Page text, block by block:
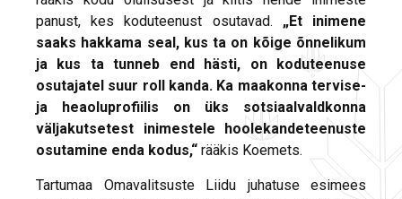
panust, kes koduteenust osutavad. „Et inimene
saaks hakkama seal, kus ta on kõige õnnelikum
ja kus ta tunneb end hästi, on koduteenuse
osutajatel suur roll kanda. Ka maakonna tervise-
ja heaoluprofiilis on üks sotsiaalvaldkonna
väljakutsetest inimestele hoolekandeteenuste
osutamine enda kodus,“ rääkis Koemets.
Tartumaa Omavalitsuste Liidu juhatuse esimees